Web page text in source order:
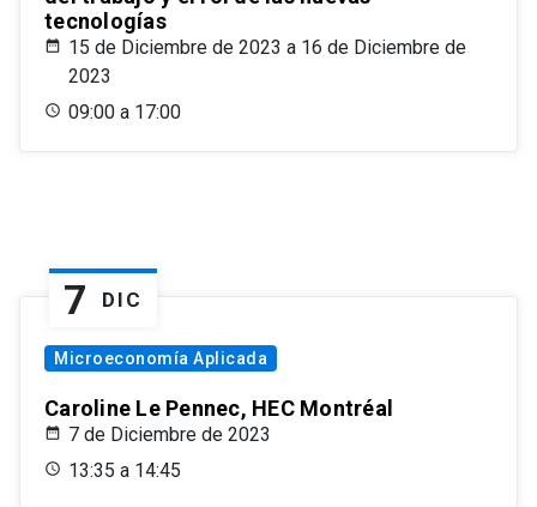
tecnologías
15 de Diciembre de 2023 a 16 de Diciembre de
2023
09:00 a 17:00
7 DIC
Microeconomía Aplicada
Caroline Le Pennec, HEC Montréal
7 de Diciembre de 2023
13:35 a 14:45